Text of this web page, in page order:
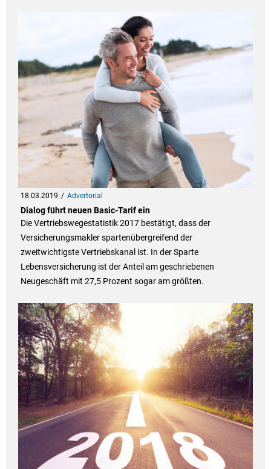
18.03.2019 Advertorial
Dialog führt neuen Basic-Tarif ein
Die Vertriebswegestatistik 2017 bestätigt, dass der
Versicherungsmakler spartenübergreifend der
zweitwichtigste Vertriebskanal ist. In der Sparte
Lebensversicherung ist der Anteil am geschriebenen
Neugeschäft mit 27,5 Prozent sogar am größten.